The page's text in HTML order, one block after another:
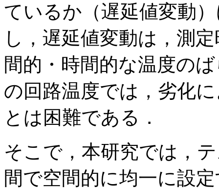
ているか（遅延値変動
し，遅延値変動は，測
間的・時間的な温度の
の回路温度では，劣化
とは困難である．
そこで，本研究では，
間で空間的に均一に設